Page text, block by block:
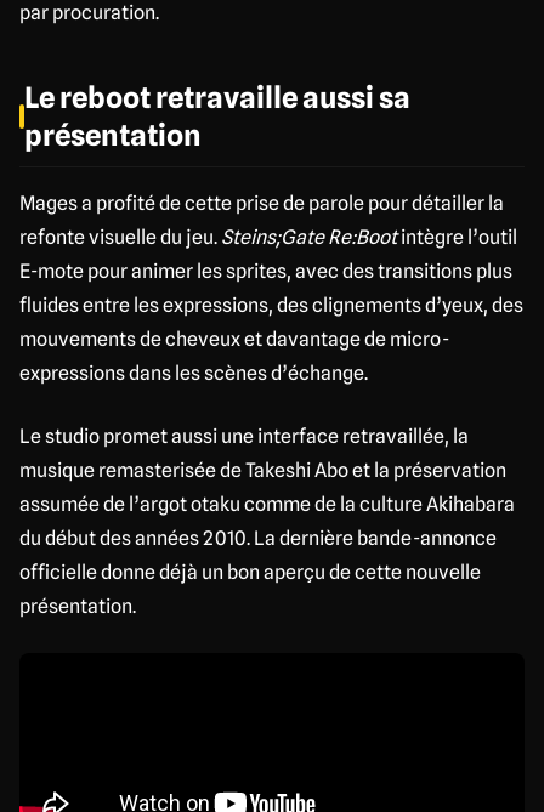
par procuration.
Le reboot retravaille aussi sa
présentation
Mages a profité de cette prise de parole pour détailler la
refonte visuelle du jeu. Steins;Gate Re:Bootintègre l’outil
E-mote pour animer les sprites, avec des transitions plus
fluides entre les expressions, des clignements d’yeux, des
mouvements de cheveux et davantage de micro-
expressions dans les scènes d’échange.
Le studio promet aussi une interface retravaillée, la
musique remasterisée de Takeshi Abo et la préservation
assumée de l’argot otaku comme de la culture Akihabara
du début des années 2010. La dernière bande-annonce
officielle donne déjà un bon aperçu de cette nouvelle
présentation.